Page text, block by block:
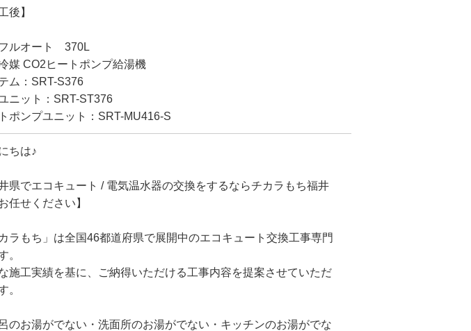
後】
ルオート 370L
媒 CO2ヒートポンプ給湯機
ム：SRT-S376
ニット：SRT-ST376
ポンプユニット：SRT-MU416-S
ちは♪
井県でエコキュート / 電気温水器の交換をするならチカラもち福井
任せください】
カラもち」は全国46都道府県で展開中のエコキュート交換工事専門
。
施工実績を基に、ご納得いただける工事内容を提案させていただ
。
のお湯がでない・洗面所のお湯がでない・キッチンのお湯がでな